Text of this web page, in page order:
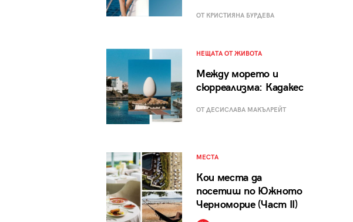
ОТ КРИСТИЯНА БУРДЕВА
НЕЩАТА ОТ ЖИВОТА
Между морето и
сюрреализма: Кадакес
ОТ ДЕСИСЛАВА МАКЪЛРЕЙТ
МЕСТА
Кои места да
посетиш по Южното
Черноморие (Част II)